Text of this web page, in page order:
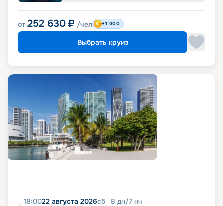
от 252 630 ₽ /чел +1 000
Выбрать круиз
18:0022 августа 2026сб 8 дн/7 нч